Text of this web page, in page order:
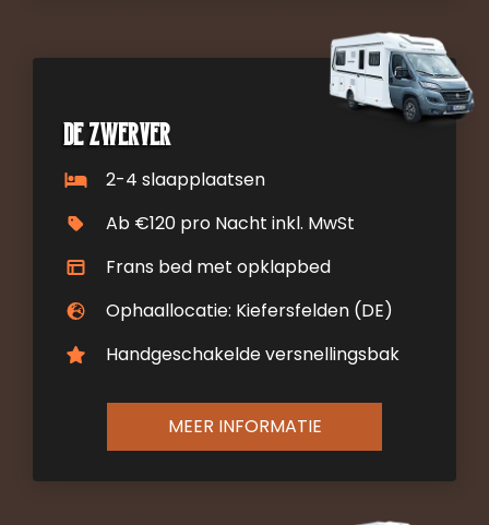
De zwerver
2-4 slaapplaatsen
Ab €120 pro Nacht inkl. MwSt
Frans bed met opklapbed
Ophaallocatie: Kiefersfelden (DE)
Handgeschakelde versnellingsbak
MEER INFORMATIE